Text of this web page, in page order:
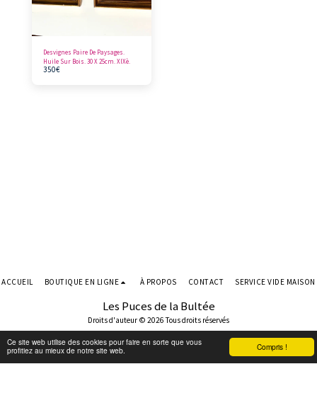
Compris !
Ce site web utilise des cookies pour faire en sorte que vous
profitiez au mieux de notre site web.
Desvignes Paire De Paysages.
Huile Sur Bois. 30 X 25cm. XIXè.
350€
Les Puces de la Bultée
Droits d'auteur © 2026 Tous droits réservés
ACCUEIL BOUTIQUE EN LIGNE À PROPOS CONTACT SERVICE VIDE MAISON